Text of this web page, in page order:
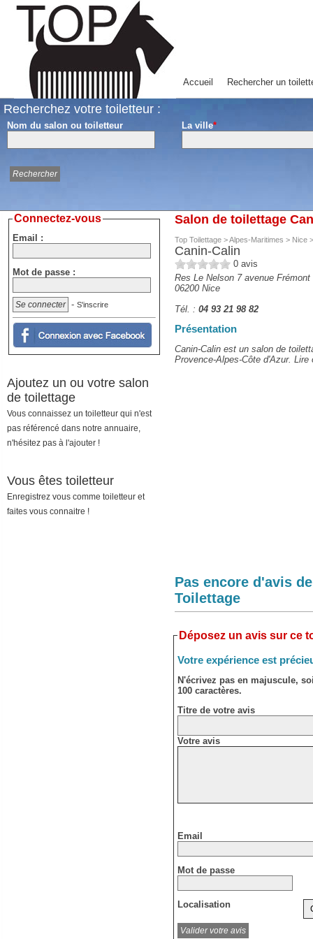
Accueil Rechercher un
Recherchez votre toiletteur :
Nom du salon ou toiletteur La ville*
Salon de toilettage
Top Toilettage >Alpes-Maritimes > Nice
Canin-Calin
0 avis
Res Le Nelson 7 avenue Frémont
06200 Nice
Tél. : 04 93 21 98 82
Présentation
Canin-Calin est un salon de
Provence-Alpes-Côte d'Azur.
Pas encore d'avis
Toilettage
Déposez un avis sur ce
Votre expérience est
N'écrivez pas en majuscule,
100 caractères.
Titre de votre avis
Votre avis
Email
Mot de passe
Localisation
Connectez-vous
Email :
Mot de passe :
- S'inscrire
Ajoutez un ou votre salon
de toilettage
Vous connaissez un toiletteur qui n'est
pas référencé dans notre annuaire,
n'hésitez pas à l'ajouter !
Vous êtes toiletteur
Enregistrez vous comme toiletteur et
faites vous connaitre !